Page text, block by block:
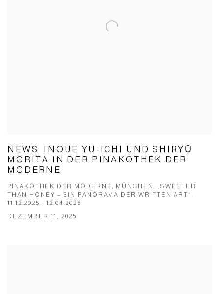
NEWS: INOUE YU-ICHI UND SHIRYŪ
MORITA IN DER PINAKOTHEK DER
MODERNE
PINAKOTHEK DER MODERNE, MÜNCHEN. „SWEETER
THAN HONEY – EIN PANORAMA DER WRITTEN ART“.
11.12.2025 - 12.04.2026
DEZEMBER 11, 2025